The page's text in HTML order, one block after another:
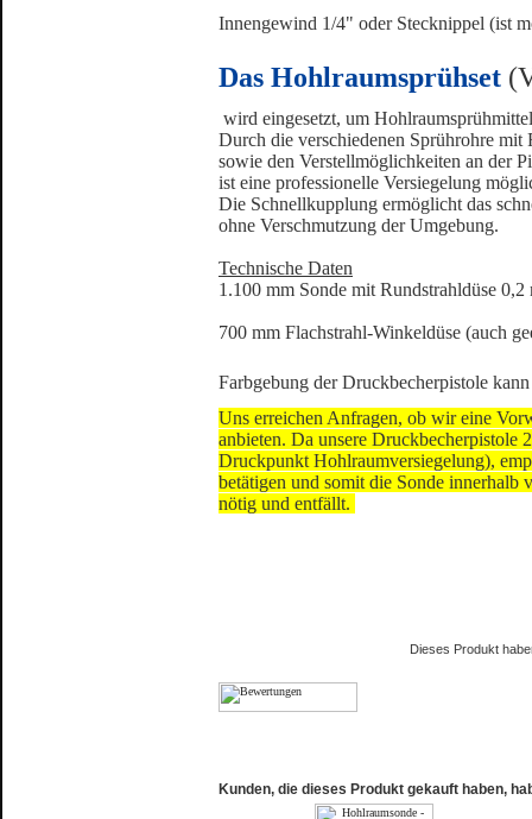
Innengewind 1/4" oder Stecknippel (ist
Das Hohlraumsprühset
wird eingesetzt, um
Durch die verschiedenen Sprührohre mit
sowie den Verstellmöglichkeiten an der
ist eine professionelle Versiegelung
Die Schnellkupplung ermöglicht das
ohne Verschmutzung der Umgebung.
Technische Daten
1.100 mm Sonde mit Rundstrahldüse 0,2
700 mm Flachstrahl-Winkeldüse (auch
Farbgebung der Druckbecherpistole
Uns erreichen Anfragen, ob wir eine
anbieten. Da unsere
Druckpunkt Hohlraumversiegelung),
betätigen und somit die Sonde innerhalb
nötig und entfällt.
Dieses Produkt
Kunden, die dieses Produkt gekauft haben,